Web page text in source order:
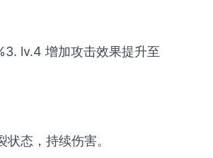
lv.4 增加攻击效果提升至
态，持续伤害。